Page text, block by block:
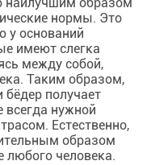
нормы. Это
у оснований
имеют слегка
между собой,
Таким образом,
получает
всегда нужной
Естественно,
образом
любого человека.